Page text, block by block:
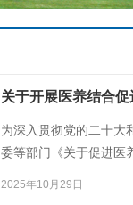
关于开展医养结合
为深入贯彻党的二十大
委等部门《关于促进医
2025年10月29日